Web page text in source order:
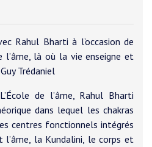
Rahul Bharti à l’occasion de
l’âme, là où la vie enseigne et
Trédaniel
de l’âme, Rahul Bharti
dans lequel les chakras
centres fonctionnels intégrés
la Kundalini, le corps et